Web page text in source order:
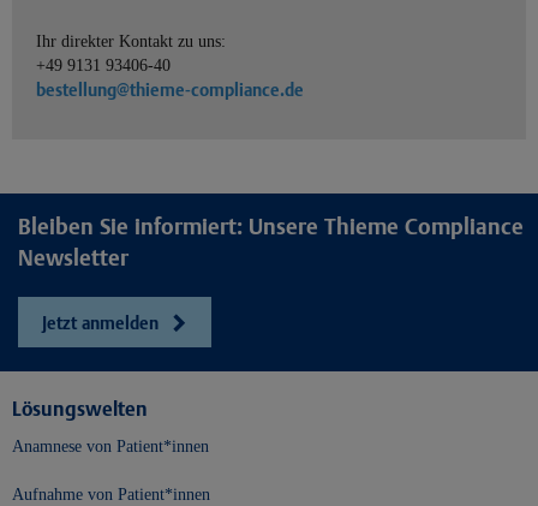
Ihr direkter Kontakt zu uns:
+49 9131 93406-40
bestellung@thieme-compliance.de
Bleiben Sie informiert: Unsere Thieme Compliance
Newsletter
Jetzt anmelden
Lösungswelten
Anamnese von Patient*innen
Aufnahme von Patient*innen